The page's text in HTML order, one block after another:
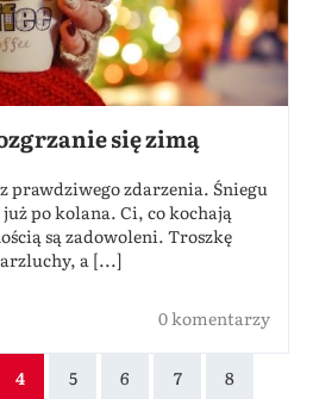
się zimą
prawdziwego zdarzenia. Śniegu
po kolana. Ci, co kochają
są zadowoleni. Troszkę
a [...]
0 komentarzy
4 5 6 7 8